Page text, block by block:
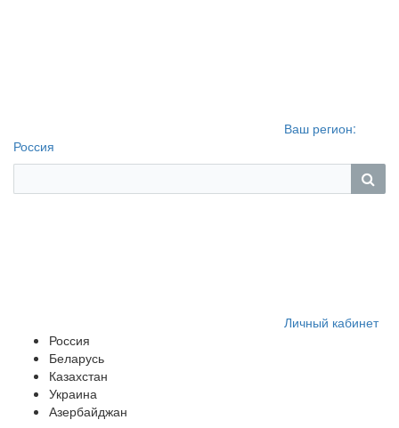
Ваш регион:
Россия
Личный кабинет
Россия
Беларусь
Казахстан
Украина
Азербайджан